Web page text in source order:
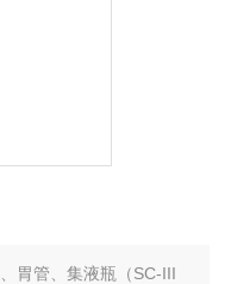
胃管、集液瓶（SC-III